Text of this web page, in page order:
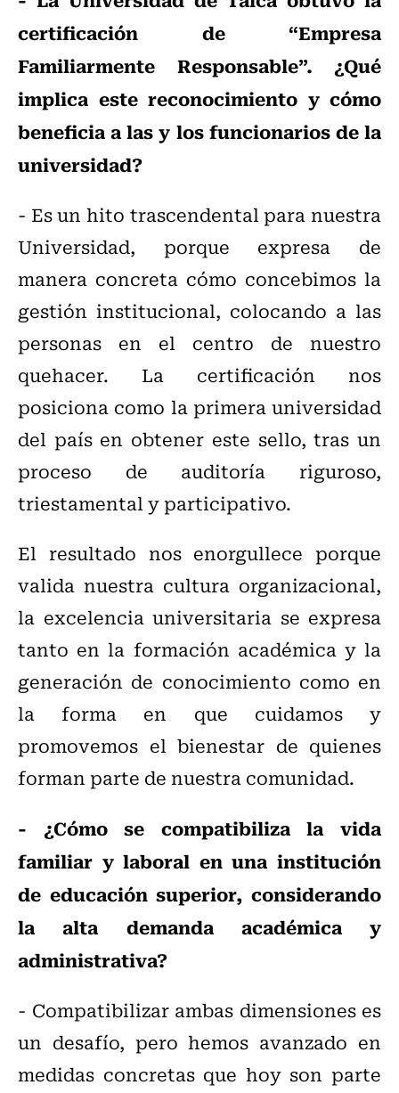
certificación de “Empresa
Familiarmente Responsable”. ¿Qué
implica este reconocimiento y cómo
beneficia a las y los funcionarios de la
universidad?
- Es un hito trascendental para nuestra
Universidad, porque expresa de
manera concreta cómo concebimos la
gestión institucional, colocando a las
personas en el centro de nuestro
quehacer. La certificación nos
posiciona como la primera universidad
del país en obtener este sello, tras un
proceso de auditoría riguroso,
triestamental y participativo.
El resultado nos enorgullece porque
valida nuestra cultura organizacional,
la excelencia universitaria se expresa
tanto en la formación académica y la
generación de conocimiento como en
la forma en que cuidamos y
promovemos el bienestar de quienes
forman parte de nuestra comunidad.
- ¿Cómo se compatibiliza la vida
familiar y laboral en una institución
de educación superior, considerando
la alta demanda académica y
administrativa?
- Compatibilizar ambas dimensiones es
un desafío, pero hemos avanzado en
medidas concretas que hoy son parte